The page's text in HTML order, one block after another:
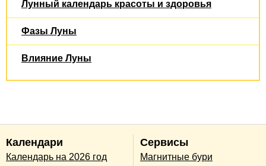
Лунный календарь красоты и здоровья
Фазы Луны
Влияние Луны
Календари
Календарь на 2026 год
Сервисы
Магнитные бури